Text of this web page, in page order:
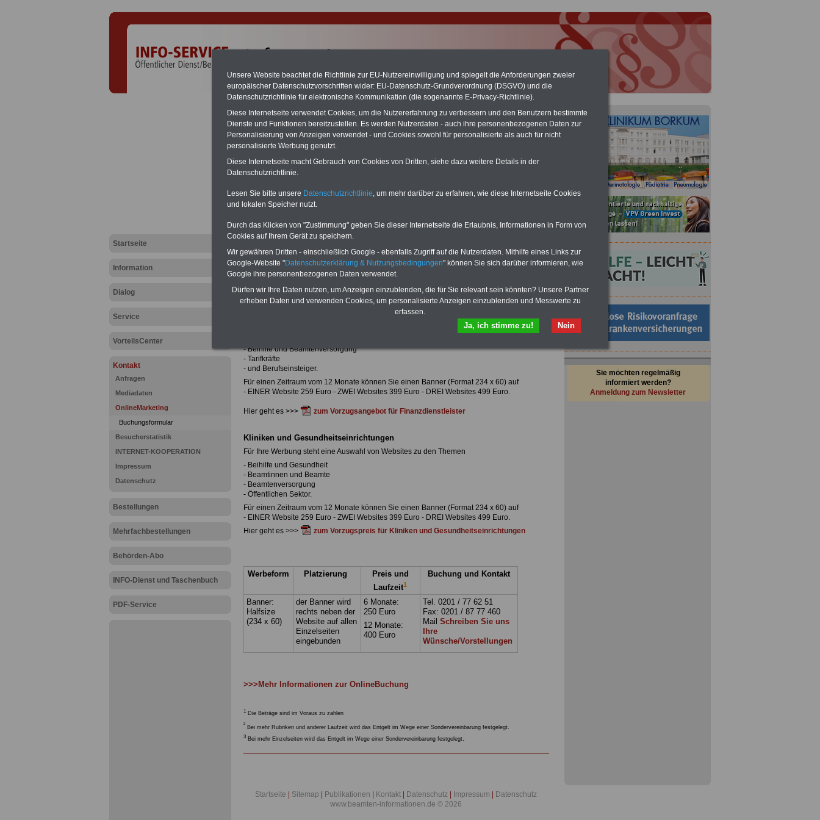
Startseite
Information
Dialog
Service
VorteilsCenter
Kontakt
Anfragen
Mediadaten
OnlineMarketing
Buchungsformular
Besucherstatistik
INTERNET-KOOPERATION
Impressum
Datenschutz
Bestellungen
Mehrfachbestellungen
Behörden-Abo
INFO-Dienst und Taschenbuch
PDF-Service
ONLINE-MARKETING unter www.beamten-informationen.de
80 Websites mit einem jeweils eigenständigen Informationsangebot. An Werktagen
erreichen wir mehr als 35.000 User (im Jahr rund 12 Mio. Besucherinnen und Besucher).
klassischer Bannerwerbung (Halfsize-Banner 234x60) versuchen wir auch individuelle
Anfragen zu ermöglichen (u.a. Textlinks). Prinzipiell werden Ihre Banner auf allen
Monate) oder 400 Euro (Laufzeit 12 Monate).
Nutzen Sie unsere Vorzugsangebote (ganzjährig verfügbar)
Preisen:
Finanzdienstleistungsbereich (Banken, Versicherungen, Makler)
- Beihilfe und Beamtenversorgung
- Tarifkräfte
- und Berufseinsteiger.
Für einen Zeitraum vom 12 Monate können Sie einen Banner (Format 234 x 60) auf
- EINER Website 259 Euro - ZWEI Websites 399 Euro - DREI Websites 499 Euro.
Hier geht es >>> zum Vorzugsangebot für Finanzdienstleister
Kliniken und Gesundheitseinrichtungen
Für Ihre Werbung steht eine Auswahl von Websites zu den Themen
- Beihilfe und Gesundheit
- Beamtinnen und Beamte
- Beamtenversorgung
- Öffentlichen Sektor.
Für einen Zeitraum vom 12 Monate können Sie einen Banner (Format 234 x 60) auf
- EINER Website 259 Euro - ZWEI Websites 399 Euro - DREI Websites 499 Euro.
Hier geht es >>>
zum Vorzugspreis für Kliniken und Gesundheitseinrichtungen
Werbeform Platzierung
Preis und
Laufzeit1
Buchung und Kontakt
Banner:
Halfsize
(234 x 60)
der Banner wird
rechts neben der
Website auf allen
Einzelseiten
eingebunden
6 Monate:
250 Euro
12 Monate:
400 Euro
Tel. 0201 / 77 62 51
Fax: 0201 / 87 77 460
Mail Schreiben Sie uns
Ihre
Wünsche/Vorstellungen
>>>Mehr Informationen zur OnlineBuchung
1Die Beträge sind im Voraus zu zahlen
2
Bei mehr Rubriken und anderer Laufzeit wird das Entgelt im Wege einer Sondervereinbarung festgelegt.
3Bei mehr Einzelseiten wird das Entgelt im Wege einer Sondervereinbarung festgelegt.
Startseite | Sitemap | Publikationen | Kontakt | Datenschutz | Impressum | Datenschutz
www.beamten-informationen.de © 2026
Sie möchten regelmäßig
informiert werden?
Anmeldung zum Newsletter
Unsere Website beachtet die Richtlinie zur EU-Nutzereinwilligung und spiegelt die Anforderungen zweier
europäischer Datenschutzvorschriften wider: EU-Datenschutz-Grundverordnung (DSGVO) und die
Datenschutzrichtlinie für elektronische Kommunikation (die sogenannte E-Privacy-Richtlinie).
Diese Internetseite verwendet Cookies, um die Nutzererfahrung zu verbessern und den Benutzern bestimmte
Dienste und Funktionen bereitzustellen. Es werden Nutzerdaten - auch ihre personenbezogenen Daten zur
Personalisierung von Anzeigen verwendet - und Cookies sowohl für personalisierte als auch für nicht
personalisierte Werbung genutzt.
Diese Internetseite macht Gebrauch von Cookies von Dritten, siehe dazu weitere Details in der
Datenschutzrichtlinie.
Lesen Sie bitte unsere Datenschutzrichtlinie, um mehr darüber zu erfahren, wie diese Internetseite Cookies
und lokalen Speicher nutzt.
Durch das Klicken von "Zustimmung" geben Sie dieser Internetseite die Erlaubnis, Informationen in Form von
Cookies auf Ihrem Gerät zu speichern.
Wir gewähren Dritten - einschließlich Google - ebenfalls Zugriff auf die Nutzerdaten. Mithilfe eines Links zur
Google-Website "Datenschutzerklärung & Nutzungsbedingungen" können Sie sich darüber informieren, wie
Google ihre personenbezogenen Daten verwendet.
Dürfen wir Ihre Daten nutzen, um Anzeigen einzublenden, die für Sie relevant sein könnten? Unsere Partner
erheben Daten und verwenden Cookies, um personalisierte Anzeigen einzublenden und Messwerte zu
erfassen.
Nein
Ja, ich stimme zu!